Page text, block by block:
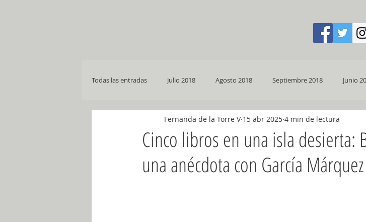
Todas las entradas Julio 2018 Agosto 2018 Septiembre 2018 Junio
Abril 2018 diciembre 2018 Enero 2019
Mayo 2018 Mayo 2019 Junio, 2019 Julio, 2019 Agosto, 2019
Cinco libros en una isla desierta:
una anécdota con García Márquez
Fernanda de la Torre V 15 abr 2025 4 min de lectura